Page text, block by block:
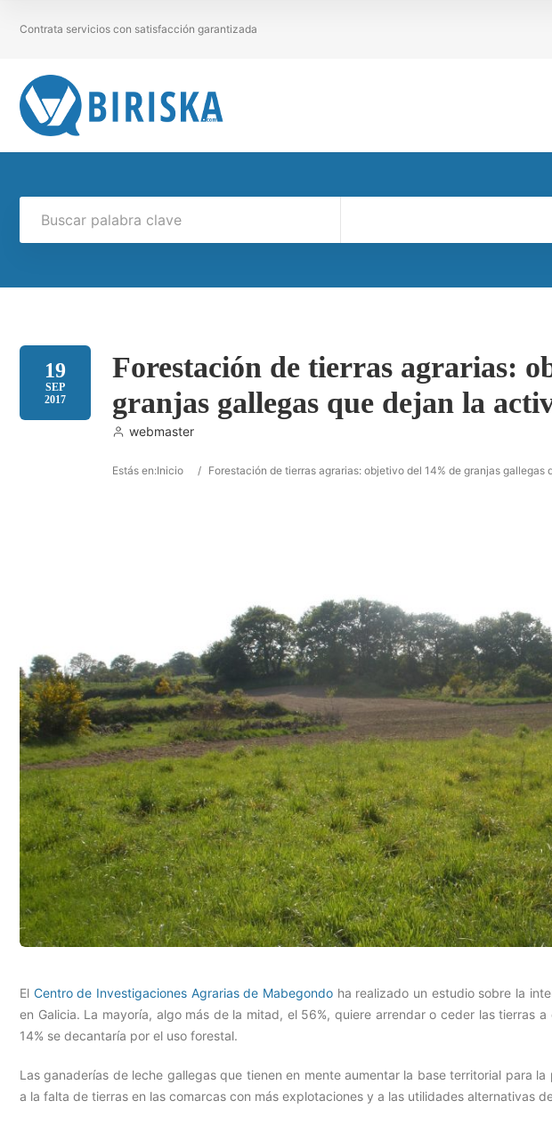
Contrata servicios con satisfacción garantizada
19
SEP
2017
Forestación de tierras agrarias:
granjas gallegas que dejan la
webmaster
Estás en:Inicio / Forestación de tierras agrarias: objetivo del 14% de granjas gallegas
El Centro de Investigaciones Agrarias de Mabegondo ha realizado un estudio sobre la
en Galicia. La mayoría, algo más de la mitad, el 56%, quiere arrendar o ceder las tierras
14% se decantaría por el uso forestal.
Las ganaderías de leche gallegas que tienen en mente aumentar la base territorial para
a la falta de tierras en las comarcas con más explotaciones y a las utilidades alternativas